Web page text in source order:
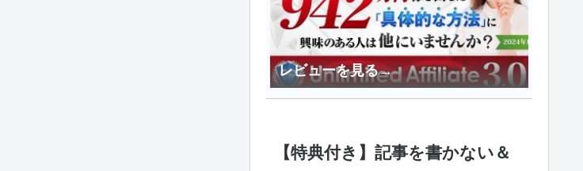
レビューを見る→
【特典付き】記事を書かない＆